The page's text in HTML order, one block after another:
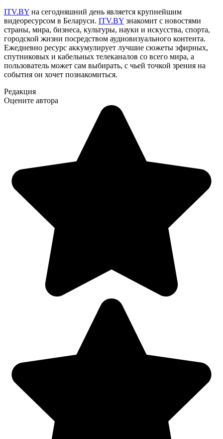
ITV.BY на сегодняшний день является крупнейшим
видеоресурсом в Беларуси. ITV.BY знакомит с новостями
страны, мира, бизнеса, культуры, науки и искусства, спорта,
городской жизни посредством аудиовизуального контента.
Ежедневно ресурс аккумулирует лучшие сюжеты эфирных,
спутниковых и кабельных телеканалов со всего мира, а
пользователь может сам выбирать, с чьей точкой зрения на
события он хочет познакомиться.
Редакция
Оцените автора